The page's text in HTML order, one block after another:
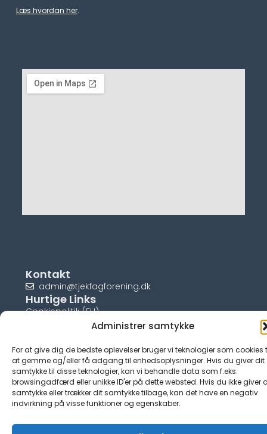
Administrer samtykke
For at give dig de bedste oplevelser bruger vi teknologier som cookies
at gemme og/eller få adgang til enhedsoplysninger. Hvis du giver dit
samtykke til disse teknologier, kan vi behandle data som f.eks.
browsingadfærd eller unikke ID'er på dette websted. Hvis du ikke giver
samtykke eller trækker dit samtykke tilbage, kan det have en negativ
indvirkning på visse funktioner og egenskaber.
Læs hvordan her.
Kontakt
admin@tjekfagforening.dk
Hurtige Links
Cookiepolitik (EU)
© tjek-fagforening.dk